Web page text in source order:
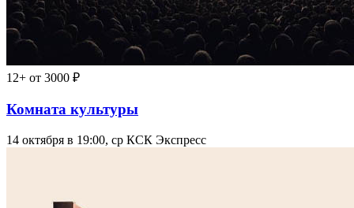
12+ от 3000 ₽
Комната культуры
14 октября в 19:00, ср КСК Экспресс